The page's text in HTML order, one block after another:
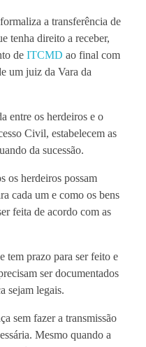
a transferência de
tenha direito a receber,
de ITCMD ao final com
um juiz da Vara da
entre os herdeiros e o
Civil, estabelecem as
da sucessão.
os herdeiros possam
cada um e como os bens
feita de acordo com as
tem prazo para ser feito e
ser documentados
sejam legais.
sem fazer a transmissão
Mesmo quando a